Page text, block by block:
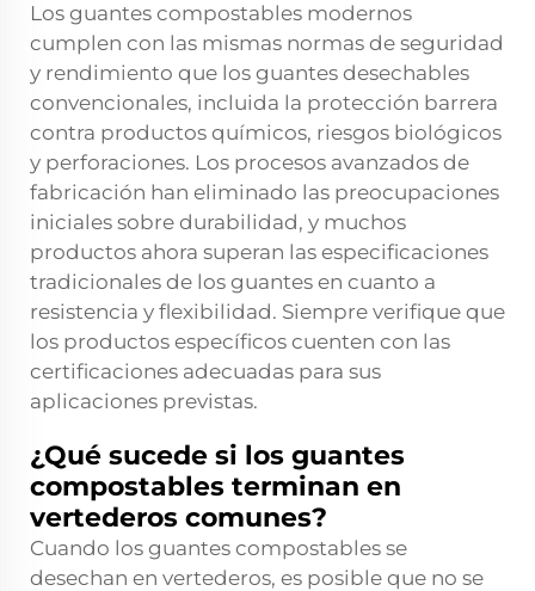
Los guantes compostables modernos
cumplen con las mismas normas de seguridad
y rendimiento que los guantes desechables
convencionales, incluida la protección barrera
contra productos químicos, riesgos biológicos
y perforaciones. Los procesos avanzados de
fabricación han eliminado las preocupaciones
iniciales sobre durabilidad, y muchos
productos ahora superan las especificaciones
tradicionales de los guantes en cuanto a
resistencia y flexibilidad. Siempre verifique que
los productos específicos cuenten con las
certificaciones adecuadas para sus
aplicaciones previstas.
¿Qué sucede si los guantes
compostables terminan en
vertederos comunes?
Cuando los guantes compostables se
desechan en vertederos, es posible que no se